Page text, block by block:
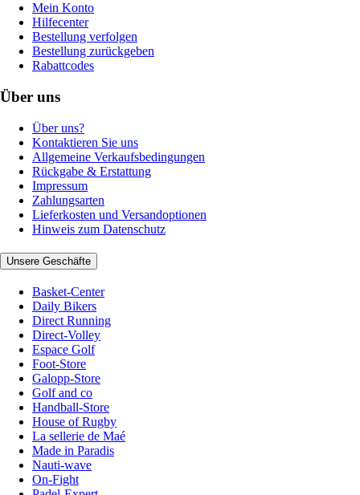
Mein Konto
Hilfecenter
Bestellung verfolgen
Bestellung zurückgeben
Rabattcodes
Über uns
Über uns?
Kontaktieren Sie uns
Allgemeine Verkaufsbedingungen
Rückgabe & Erstattung
Impressum
Zahlungsarten
Lieferkosten und Versandoptionen
Hinweis zum Datenschutz
Unsere Geschäfte
Basket-Center
Daily Bikers
Direct Running
Direct-Volley
Espace Golf
Foot-Store
Galopp-Store
Golf and co
Handball-Store
House of Rugby
La sellerie de Maé
Made in Paradis
Nauti-wave
On-Fight